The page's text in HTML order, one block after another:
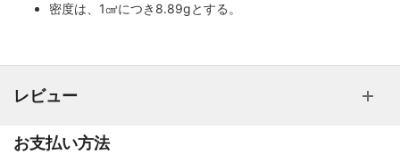
密度は、1㎤につき8.89gとする。
レビュー
お支払い方法